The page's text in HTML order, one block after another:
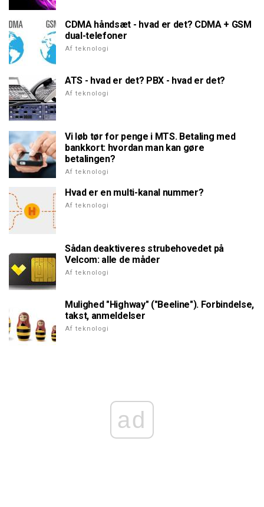
CDMA håndsæt - hvad er det? CDMA + GSM
dual-telefoner
Af teknologi
ATS - hvad er det? PBX - hvad er det?
Af teknologi
Vi løb tør for penge i MTS. Betaling med
bankkort: hvordan man kan gøre
betalingen?
Af teknologi
Hvad er en multi-kanal nummer?
Af teknologi
Sådan deaktiveres strubehovedet på
Velcom: alle de måder
Af teknologi
Mulighed "Highway" ("Beeline"). Forbindelse,
takst, anmeldelser
Af teknologi
ad